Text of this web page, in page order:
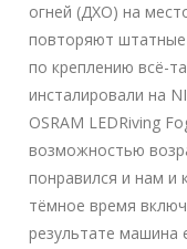
огней (ДХО) на
повторяют
по креплению всё-
инсталировали на
OSRAM LEDRiving
возможностью
понравился и нам и
тёмное время
результате машина